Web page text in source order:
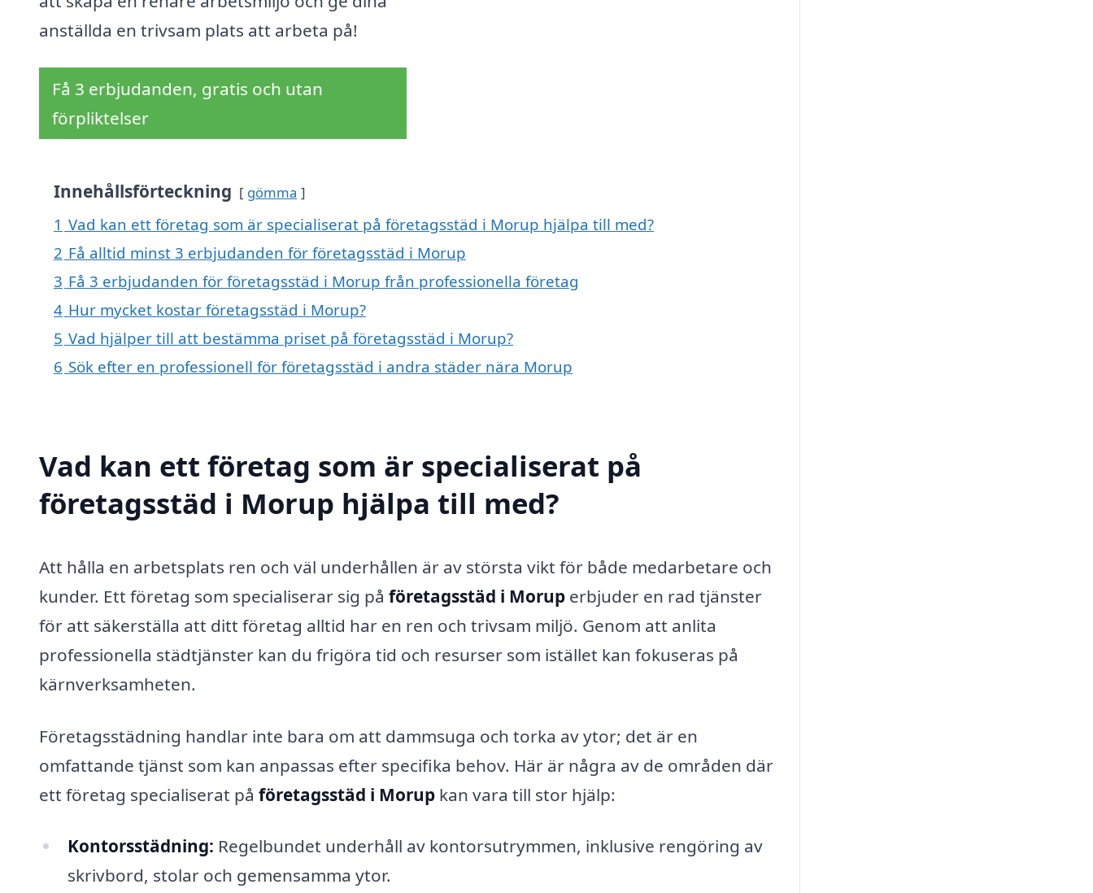
anställda en trivsam plats att arbeta på!
Få 3 erbjudanden, gratis och utan
förpliktelser
Innehållsförteckning gömma
1 Vad kan ett företag som är specialiserat på företagsstäd i Morup hjälpa till med?
2 Få alltid minst 3 erbjudanden för företagsstäd i Morup
3 Få 3 erbjudanden för företagsstäd i Morup från professionella företag
4 Hur mycket kostar företagsstäd i Morup?
5 Vad hjälper till att bestämma priset på företagsstäd i Morup?
6 Sök efter en professionell för företagsstäd i andra städer nära Morup
Vad kan ett företag som är specialiserat på
företagsstäd i Morup hjälpa till med?
Att hålla en arbetsplats ren och väl underhållen är av största vikt för både medarbetare och
kunder. Ett företag som specialiserar sig på företagsstäd i Morup erbjuder en rad tjänster
för att säkerställa att ditt företag alltid har en ren och trivsam miljö. Genom att anlita
professionella städtjänster kan du frigöra tid och resurser som istället kan fokuseras på
kärnverksamheten.
Företagsstädning handlar inte bara om att dammsuga och torka av ytor; det är en
omfattande tjänst som kan anpassas efter specifika behov. Här är några av de områden där
ett företag specialiserat på företagsstäd i Morup kan vara till stor hjälp:
Kontorsstädning: Regelbundet underhåll av kontorsutrymmen, inklusive rengöring av
skrivbord, stolar och gemensamma ytor.